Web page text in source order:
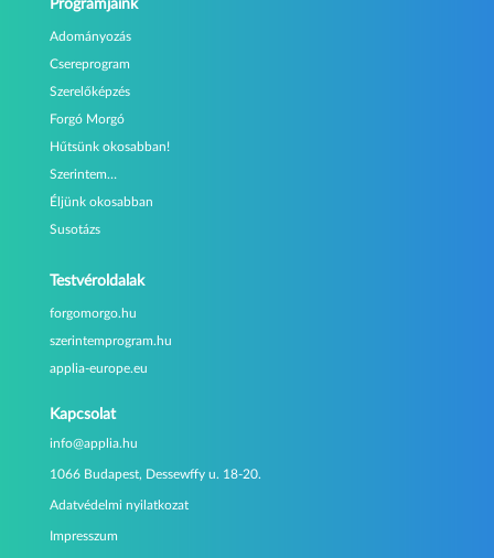
Programjaink
Adományozás
Csereprogram
Szerelőképzés
Forgó Morgó
Hűtsünk okosabban!
Szerintem…
Éljünk okosabban
Susotázs
Testvéroldalak
forgomorgo.hu
szerintemprogram.hu
applia-europe.eu
Kapcsolat
info@applia.hu
1066 Budapest, Dessewffy u. 18-20.
Adatvédelmi nyilatkozat
Impresszum